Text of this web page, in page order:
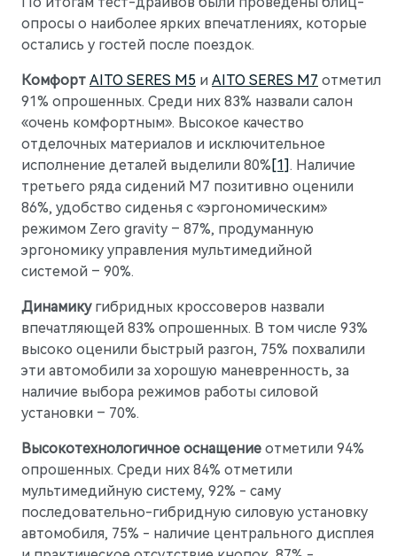
опросы о наиболее ярких впечатлениях, которые
остались у гостей после поездок.
Комфорт AITO SERES M5 и AITO SERES M7 отметил
91% опрошенных. Среди них 83% назвали салон
«очень комфортным». Высокое качество
отделочных материалов и исключительное
исполнение деталей выделили 80% [1]. Наличие
третьего ряда сидений М7 позитивно оценили
86%, удобство сиденья с «эргономическим»
режимом Zero gravity – 87%, продуманную
эргономику управления мультимедийной
системой – 90%.
Динамикугибридных кроссоверов назвали
впечатляющей 83% опрошенных. В том числе 93%
высоко оценили быстрый разгон, 75% похвалили
эти автомобили за хорошую маневренность, за
наличие выбора режимов работы силовой
установки – 70%.
Высокотехнологичное оснащение отметили 94%
опрошенных. Среди них 84% отметили
мультимедийную систему, 92% - саму
последовательно-гибридную силовую установку
автомобиля, 75% - наличие центрального дисплея